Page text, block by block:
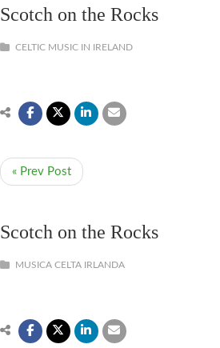
Scotch on the Rocks
CELTIC MUSIC IN IRELAND
« Prev Post
Scotch on the Rocks
MUSICA CELTA IRLANDA